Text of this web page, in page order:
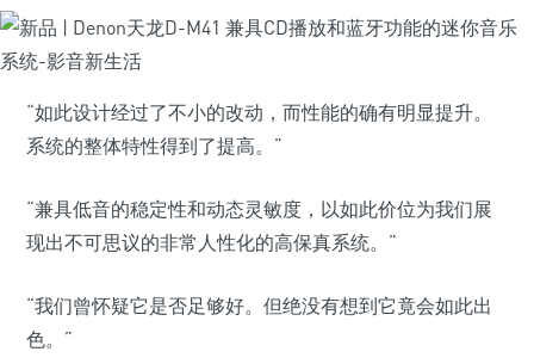
“如此设计经过了不小的改动，而性能的确有明显提升。
系统的整体特性得到了提高。”
“兼具低音的稳定性和动态灵敏度，以如此价位为我们展
现出不可思议的非常人性化的高保真系统。”
“我们曾怀疑它是否足够好。但绝没有想到它竟会如此出
色。”